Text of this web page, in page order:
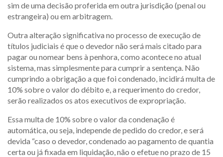
sim de uma decisão proferida em outra jurisdição (penal ou
estrangeira) ou em arbitragem.
Outra alteração significativa no processo de execução de
títulos judiciais é que o devedor não será mais citado para
pagar ou nomear bens à penhora, como acontece no atual
sistema, mas simplesmente para cumprir a sentença. Não
cumprindo a obrigação a que foi condenado, incidirá multa de
10% sobre o valor do débito e, a requerimento do credor,
serão realizados os atos executivos de expropriação.
Essa multa de 10% sobre o valor da condenação é
automática, ou seja, independe de pedido do credor, e será
devida “caso o devedor, condenado ao pagamento de quantia
certa ou já fixada em liquidação, não o efetue no prazo de 15